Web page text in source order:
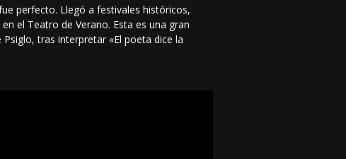
perfecto. Llegó a festivales históricos,
el Teatro de Verano. Esta es una gran
tras interpretar «El poeta dice la